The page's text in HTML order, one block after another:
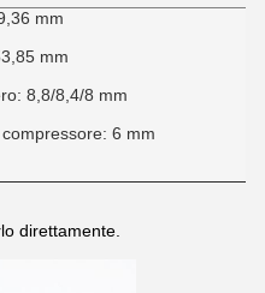
mm
mm
8,8/8,4/8 mm
6 mm
direttamente.